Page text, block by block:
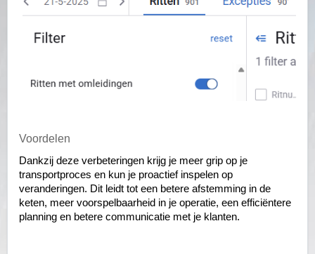
Voordelen
Dankzij deze verbeteringen krijg je meer grip op je
transportproces en kun je proactief inspelen op
veranderingen. Dit leidt tot een betere afstemming in de
keten, meer voorspelbaarheid in je operatie, een efficiëntere
planning en betere communicatie met je klanten.